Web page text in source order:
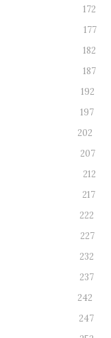
172
177
182
187
192
197
202
207
212
217
222
227
232
237
242
247